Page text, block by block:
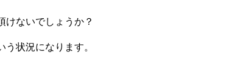
けないでしょうか？
状況になります。